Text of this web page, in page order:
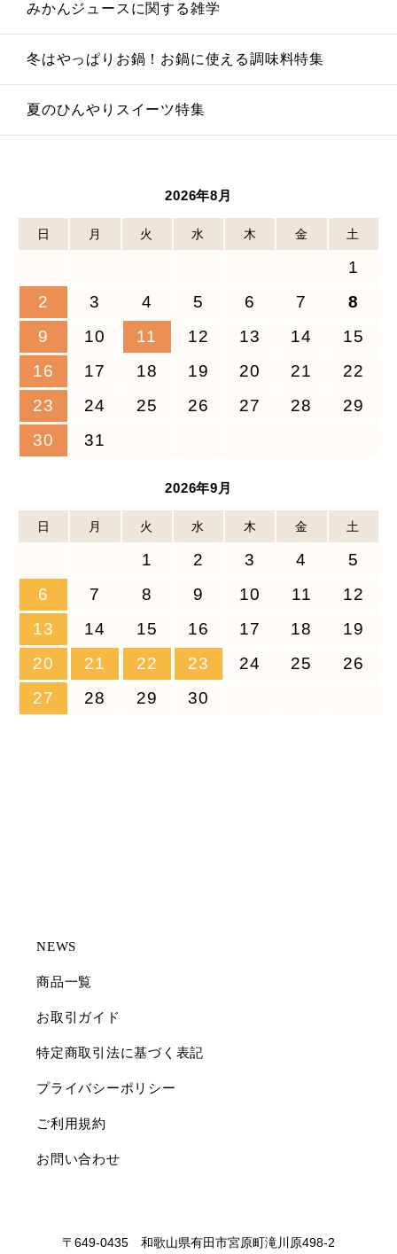
みかんジュースに関する雑学
冬はやっぱりお鍋！お鍋に使える調味料特集
夏のひんやりスイーツ特集
2026年8月
日 月 火 水 木 金 土
1
2
3 4 5 6 7
8
9
10 11 12 13 14
15
16
17 18 19 20 21
22
23
24 25 26 27 28
29
30
31
2026年9月
日 月 火 水 木 金 土
1 2 3 4
5
6
7 8 9 10 11
12
13
14 15 16 17 18
19
20
21 22 23 24 25
26
27
28 29 30
NEWS
商品一覧
お取引ガイド
特定商取引法に基づく表記
プライバシーポリシー
ご利用規約
お問い合わせ
〒649-0435 和歌山県有田市宮原町滝川原498-2